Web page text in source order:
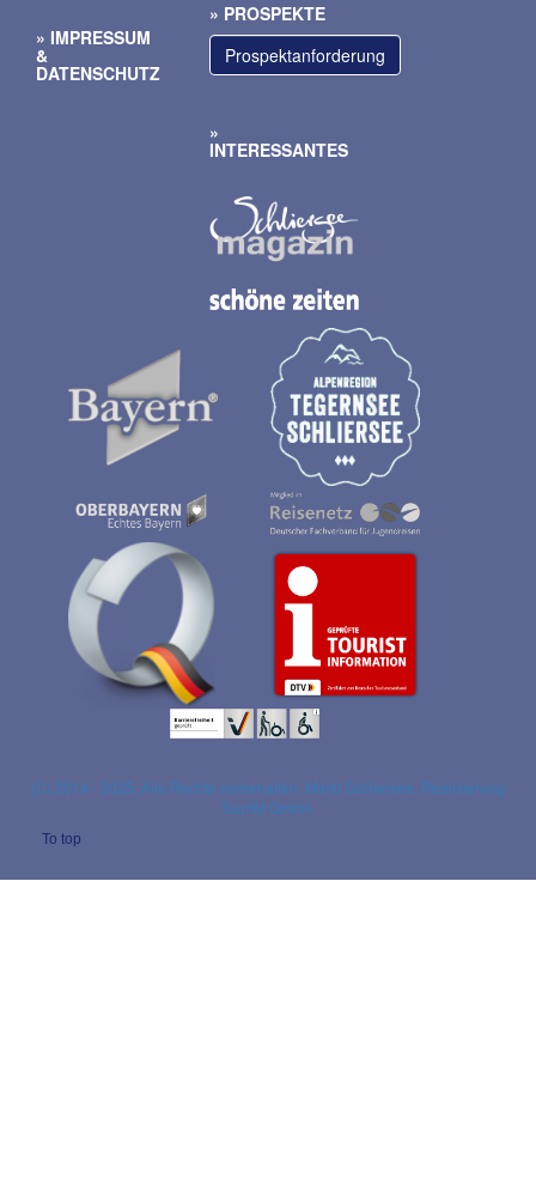
IMPRESSUM
&
DATENSCHUTZ
PROSPEKTE
Prospektanforderung
INTERESSANTES
(C) 2014 - 2025. Alle Rechte vorbehalten. Markt Schliersee. Realisierung
TouriM GmbH.
To top